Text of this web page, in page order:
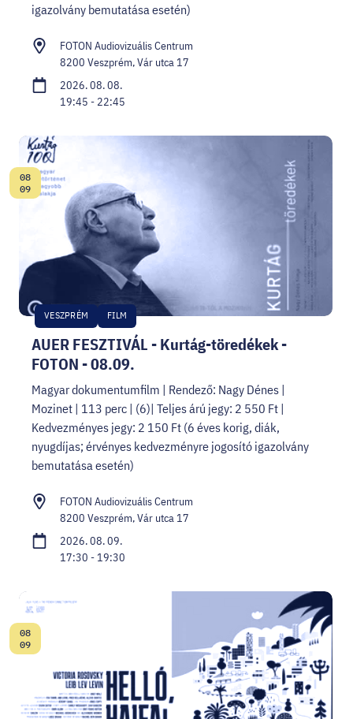
igazolvány bemutatása esetén)
FOTON Audiovizuális Centrum
8200 Veszprém, Vár utca 17
2026. 08. 08.
19:45 - 22:45
AUER FESZTIVÁL - Kurtág-töredékek -
FOTON - 08.09.
VESZPRÉM FILM
Dátum:
08
09
Magyar dokumentumfilm | Rendező: Nagy Dénes |
Mozinet | 113 perc | (6)| Teljes árú jegy: 2 550 Ft |
Kedvezményes jegy: 2 150 Ft (6 éves korig, diák,
nyugdíjas; érvényes kedvezményre jogosító igazolvány
bemutatása esetén)
FOTON Audiovizuális Centrum
8200 Veszprém, Vár utca 17
2026. 08. 09.
17:30 - 19:30
Dátum:
08
09